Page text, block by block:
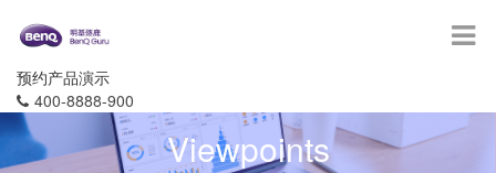
预约产品演示
400-8888-900
Viewpoints